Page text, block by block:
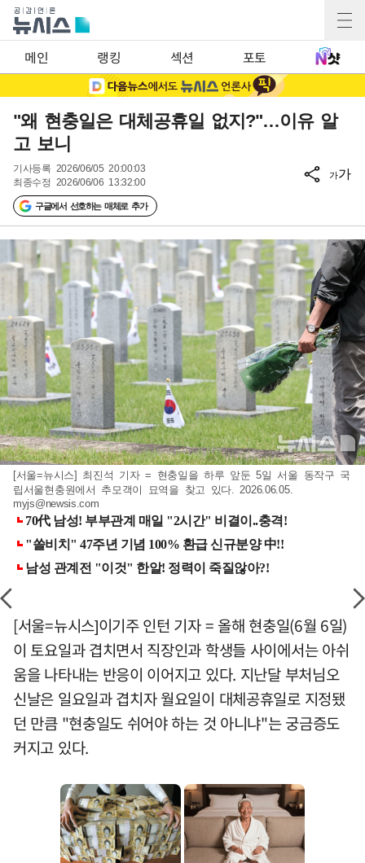
메인 랭킹 섹션 포토
"왜 현충일은 대체공휴일 없지?"…이유 알
고 보니
기사등록 2026/06/05 20:00:03
최종수정 2026/06/06 13:32:00
구글에서 선호하는 매체로 추가
가가
[서울=뉴시스] 최진석 기자 = 현충일을 하루 앞둔 5일 서울 동작구 국
립서울현충원에서 추모객이 묘역을 찾고 있다. 2026.06.05.
myjs@newsis.com
[서울=뉴시스]이기주 인턴 기자 = 올해 현충일(6월 6일)
이 토요일과 겹치면서 직장인과 학생들 사이에서는 아쉬
움을 나타내는 반응이 이어지고 있다. 지난달 부처님오
신날은 일요일과 겹치자 월요일이 대체공휴일로 지정됐
던 만큼 "현충일도 쉬어야 하는 것 아니냐"는 궁금증도
커지고 있다.